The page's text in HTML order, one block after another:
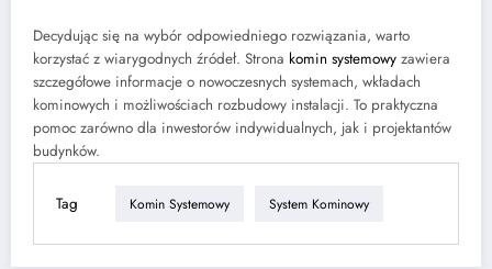
Decydując się na wybór odpowiedniego rozwiązania, warto
korzystać z wiarygodnych źródeł. Strona komin systemowy zawiera
szczegółowe informacje o nowoczesnych systemach, wkładach
kominowych i możliwościach rozbudowy instalacji. To praktyczna
pomoc zarówno dla inwestorów indywidualnych, jak i projektantów
budynków.
Tag Komin Systemowy System Kominowy